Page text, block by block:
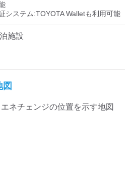
システム:TOYOTA Walletも利用可能
施設